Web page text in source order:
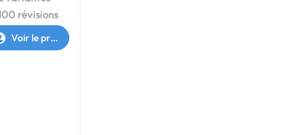
révisions
Voir le profil